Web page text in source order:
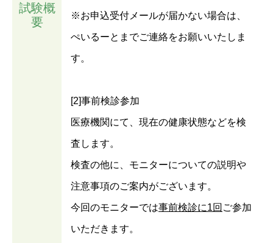
試験概
要
※お申込受付メールが届かない場合は、
ぺいるーとまでご連絡をお願いいたしま
す。
[2]事前検診参加
医療機関にて、現在の健康状態などを検
査します。
検査の他に、モニターについての説明や
注意事項のご案内がございます。
今回のモニターでは事前検診に1回 ご参加
いただきます。